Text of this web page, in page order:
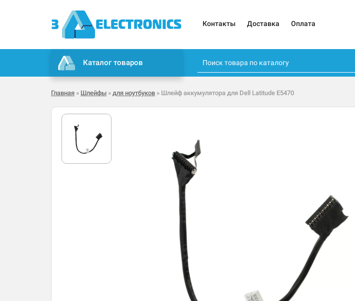
Контакты Доставка Оплата
Каталог товаров
Главная » Шлейфы » для ноутбуков » Шлейф аккумулятора для Dell Latitude E5470